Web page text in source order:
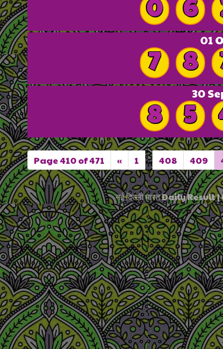
0 6
01
7 8
30
8 5
Page 410 of 471 « 1 ... 408 409
नई दिल्ली भारत Daily